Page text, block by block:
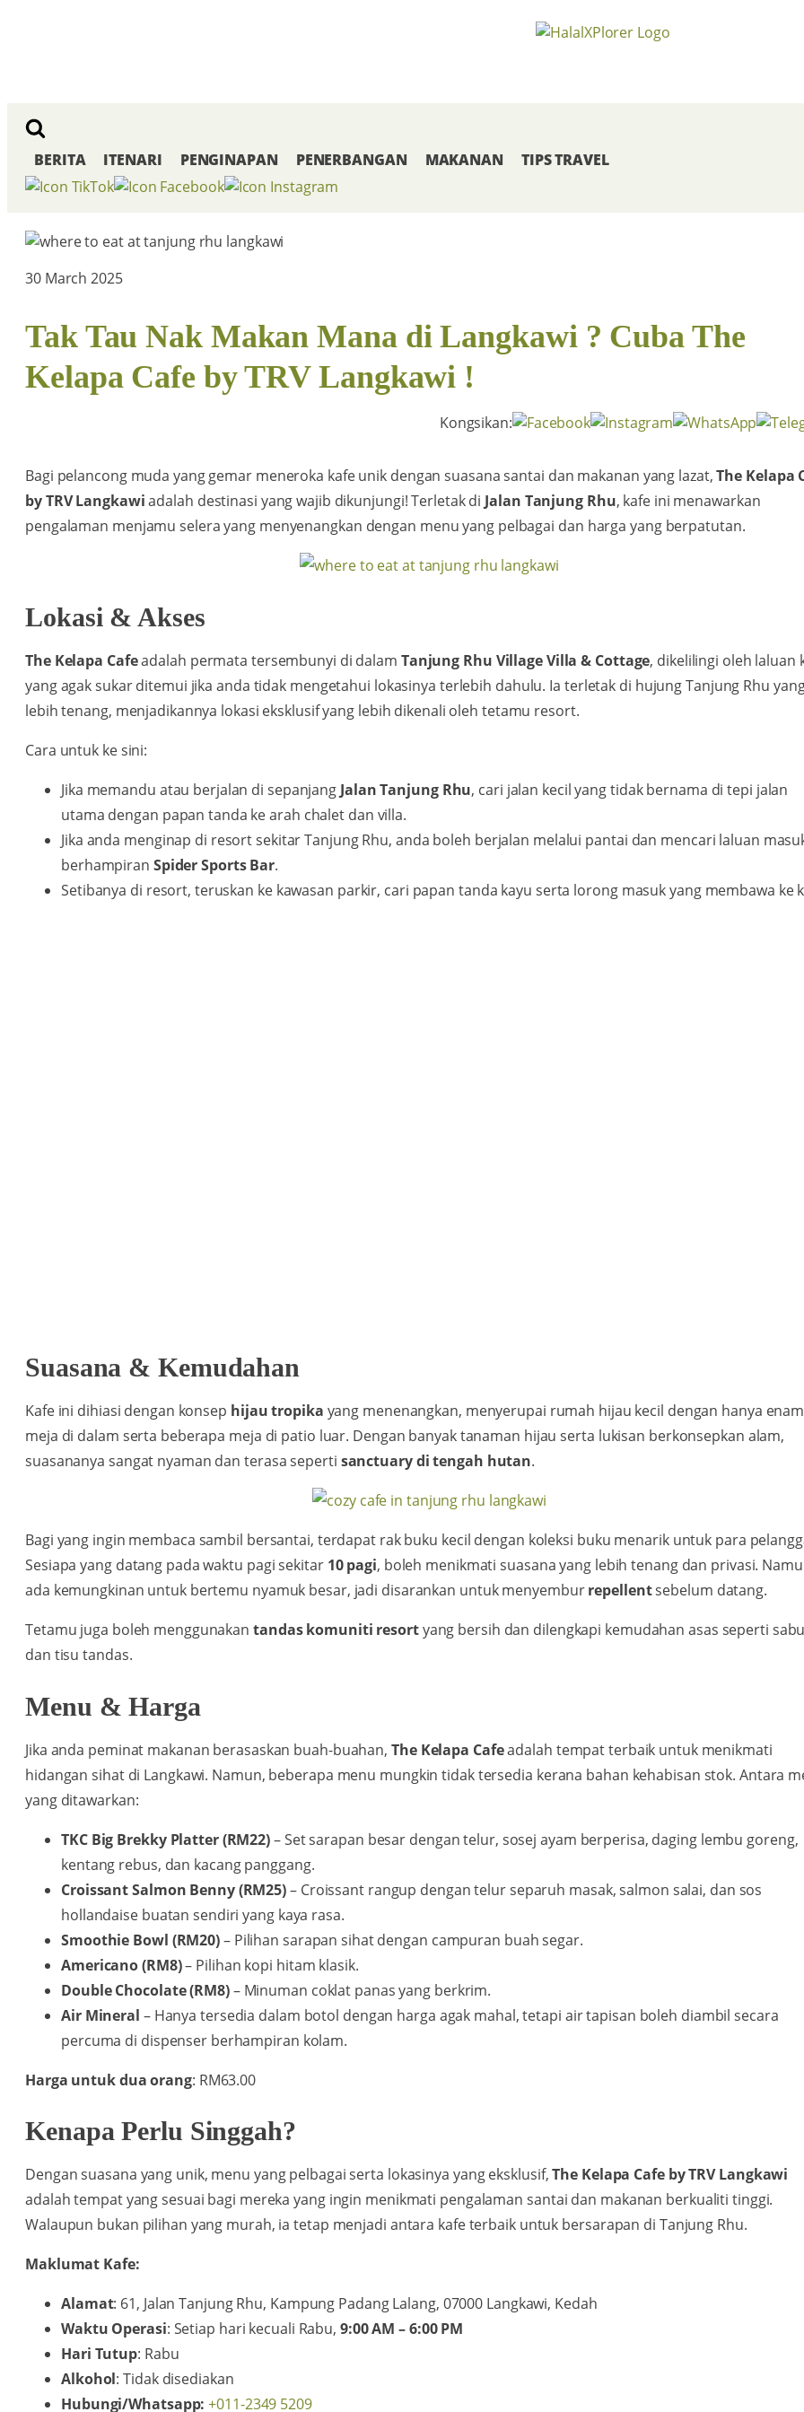
BERITA ITENARI PENGINAPAN PENERBANGAN MAKANAN TIPS TRAVEL
30 March 2025
Tak Tau Nak Makan Mana di Langkawi ? Cuba The
Kelapa Cafe by TRV Langkawi !
Kongsikan:
Bagi pelancong muda yang gemar meneroka kafe unik dengan suasana santai dan makanan yang lazat,The Kelapa
by TRV Langkawiadalah destinasi yang wajib dikunjungi! Terletak di Jalan Tanjung Rhu, kafe ini menawarkan
pengalaman menjamu selera yang menyenangkan dengan menu yang pelbagai dan harga yang berpatutan.
Lokasi & Akses
The Kelapa Cafeadalah permata tersembunyi di dalam Tanjung Rhu Village Villa & Cottage, dikelilingi oleh laluan
yang agak sukar ditemui jika anda tidak mengetahui lokasinya terlebih dahulu. Ia terletak di hujung Tanjung Rhu
lebih tenang, menjadikannya lokasi eksklusif yang lebih dikenali oleh tetamu resort.
Cara untuk ke sini:
Jika memandu atau berjalan di sepanjang Jalan Tanjung Rhu, cari jalan kecil yang tidak bernama di tepi jalan
utama dengan papan tanda ke arah chalet dan villa.
Jika anda menginap di resort sekitar Tanjung Rhu, anda boleh berjalan melalui pantai dan mencari laluan
berhampiran Spider Sports Bar.
Setibanya di resort, teruskan ke kawasan parkir, cari papan tanda kayu serta lorong masuk yang membawa ke
Suasana & Kemudahan
Kafe ini dihiasi dengan konsep hijau tropika yang menenangkan, menyerupai rumah hijau kecil dengan hanya enam
meja di dalam serta beberapa meja di patio luar. Dengan banyak tanaman hijau serta lukisan berkonsepkan alam,
suasananya sangat nyaman dan terasa seperti sanctuary di tengah hutan.
Bagi yang ingin membaca sambil bersantai, terdapat rak buku kecil dengan koleksi buku menarik untuk para
Sesiapa yang datang pada waktu pagi sekitar 10 pagi, boleh menikmati suasana yang lebih tenang dan privasi.
ada kemungkinan untuk bertemu nyamuk besar, jadi disarankan untuk menyemburrepellentsebelum datang.
Tetamu juga boleh menggunakan tandas komuniti resortyang bersih dan dilengkapi kemudahan asas seperti
dan tisu tandas.
Menu & Harga
Jika anda peminat makanan berasaskan buah-buahan, The Kelapa Cafeadalah tempat terbaik untuk menikmati
hidangan sihat di Langkawi. Namun, beberapa menu mungkin tidak tersedia kerana bahan kehabisan stok. Antara
yang ditawarkan:
TKC Big Brekky Platter (RM22)– Set sarapan besar dengan telur, sosej ayam berperisa, daging lembu goreng,
kentang rebus, dan kacang panggang.
Croissant Salmon Benny (RM25)– Croissant rangup dengan telur separuh masak, salmon salai, dan sos
hollandaise buatan sendiri yang kaya rasa.
Smoothie Bowl (RM20)– Pilihan sarapan sihat dengan campuran buah segar.
Americano (RM8)– Pilihan kopi hitam klasik.
Double Chocolate (RM8)– Minuman coklat panas yang berkrim.
Air Mineral – Hanya tersedia dalam botol dengan harga agak mahal, tetapi air tapisan boleh diambil secara
percuma di dispenser berhampiran kolam.
Harga untuk dua orang: RM63.00
Kenapa Perlu Singgah?
Dengan suasana yang unik, menu yang pelbagai serta lokasinya yang eksklusif,The Kelapa Cafe by TRV Langkawi
adalah tempat yang sesuai bagi mereka yang ingin menikmati pengalaman santai dan makanan berkualiti tinggi.
Walaupun bukan pilihan yang murah, ia tetap menjadi antara kafe terbaik untuk bersarapan di Tanjung Rhu.
Maklumat Kafe:
Alamat: 61, Jalan Tanjung Rhu, Kampung Padang Lalang, 07000 Langkawi, Kedah
Waktu Operasi: Setiap hari kecuali Rabu, 9:00 AM – 6:00 PM
Hari Tutup: Rabu
Alkohol: Tidak disediakan
Hubungi/Whatsapp: +011-2349 5209